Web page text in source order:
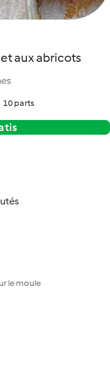
aux abricots
10 parts
le moule